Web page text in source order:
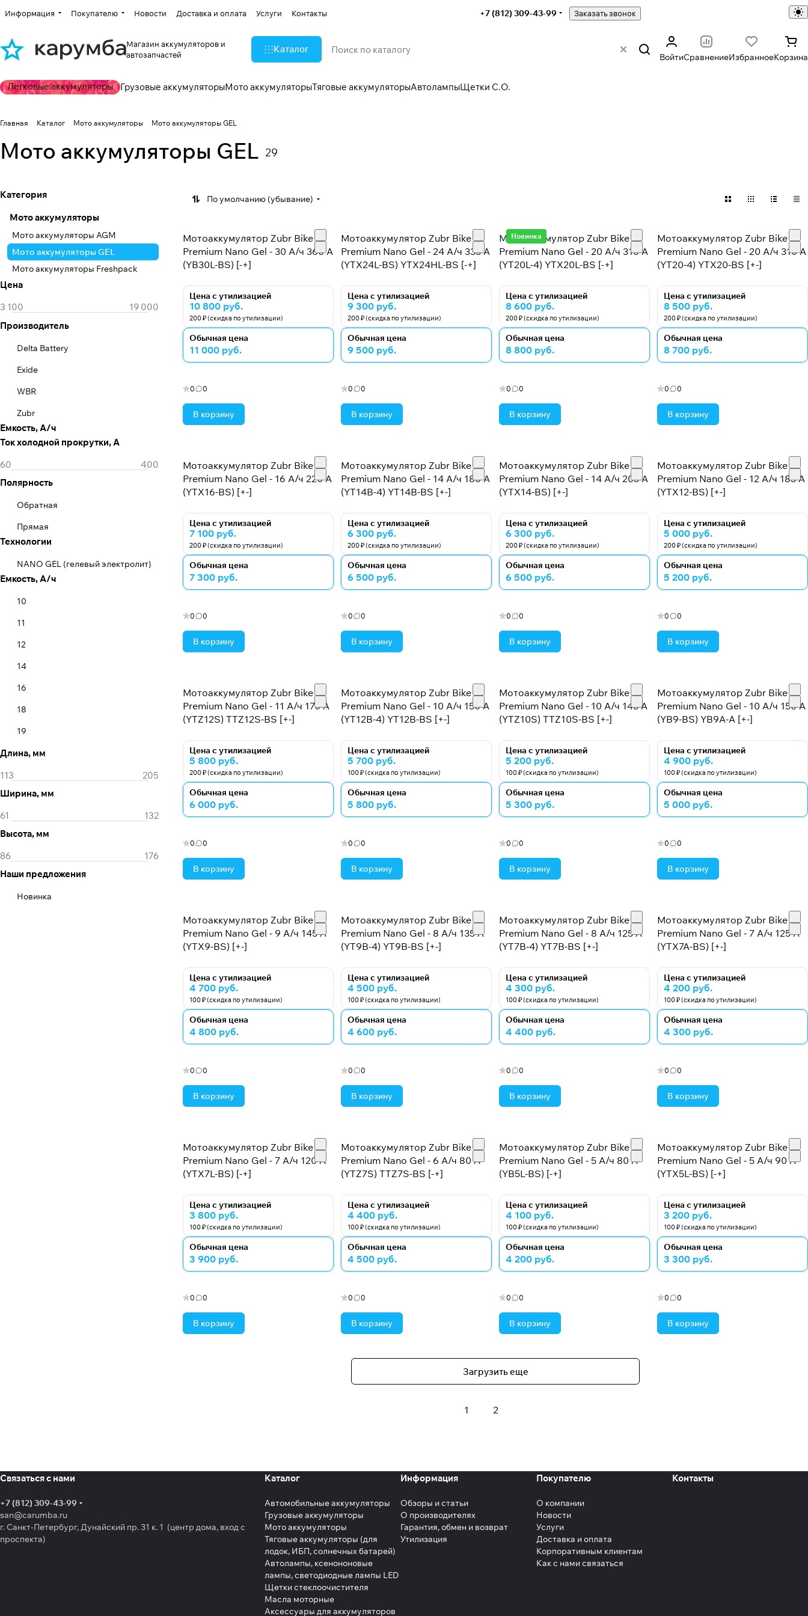
Информация Покупателю Новости Доставка и оплата Услуги Контакты +7 (812) 309-43-99 Заказать звонок
Магазин аккумуляторов и
автозапчастей
Каталог
ВойтиСравнениеИзбранноеКорзина
Легковые аккумуляторы Грузовые аккумуляторыМото аккумуляторыТяговые аккумуляторыАвтолампыЩетки С.О.
Главная Каталог Мото аккумуляторы Мото аккумуляторы GEL
Мото аккумуляторы GEL 29
По умолчанию (убывание)
Мотоаккумулятор Zubr Bike
Premium Nano Gel - 30 А/ч 360 А
(YB30L-BS) [-+]
Цена с утилизацией
10 800 руб.
200 ₽ (скидка по утилизации)
Обычная цена
11 000 руб.
0 0
В корзину
Мотоаккумулятор Zubr Bike
Premium Nano Gel - 24 А/ч 335 А
(YTX24L-BS) YTX24HL-BS [-+]
Цена с утилизацией
9 300 руб.
200 ₽ (скидка по утилизации)
Обычная цена
9 500 руб.
0 0
В корзину
Новинка
Мотоаккумулятор Zubr Bike
Premium Nano Gel - 20 А/ч 310 А
(YT20L-4) YTX20L-BS [-+]
Цена с утилизацией
8 600 руб.
200 ₽ (скидка по утилизации)
Обычная цена
8 800 руб.
0 0
В корзину
Мотоаккумулятор Zubr Bike
Premium Nano Gel - 20 А/ч 310 А
(YT20-4) YTX20-BS [+-]
Цена с утилизацией
8 500 руб.
200 ₽ (скидка по утилизации)
Обычная цена
8 700 руб.
0 0
В корзину
Мотоаккумулятор Zubr Bike
Premium Nano Gel - 16 А/ч 220 А
(YTX16-BS) [+-]
Цена с утилизацией
7 100 руб.
200 ₽ (скидка по утилизации)
Обычная цена
7 300 руб.
0 0
В корзину
Мотоаккумулятор Zubr Bike
Premium Nano Gel - 14 А/ч 180 А
(YT14B-4) YT14B-BS [+-]
Цена с утилизацией
6 300 руб.
200 ₽ (скидка по утилизации)
Обычная цена
6 500 руб.
0 0
В корзину
Мотоаккумулятор Zubr Bike
Premium Nano Gel - 14 А/ч 205 А
(YTX14-BS) [+-]
Цена с утилизацией
6 300 руб.
200 ₽ (скидка по утилизации)
Обычная цена
6 500 руб.
0 0
В корзину
Мотоаккумулятор Zubr Bike
Premium Nano Gel - 12 А/ч 185 А
(YTX12-BS) [+-]
Цена с утилизацией
5 000 руб.
200 ₽ (скидка по утилизации)
Обычная цена
5 200 руб.
0 0
В корзину
Мотоаккумулятор Zubr Bike
Premium Nano Gel - 11 А/ч 170 А
(YTZ12S) TTZ12S-BS [+-]
Цена с утилизацией
5 800 руб.
200 ₽ (скидка по утилизации)
Обычная цена
6 000 руб.
0 0
В корзину
Мотоаккумулятор Zubr Bike
Premium Nano Gel - 10 А/ч 150 А
(YT12B-4) YT12B-BS [+-]
Цена с утилизацией
5 700 руб.
100 ₽ (скидка по утилизации)
Обычная цена
5 800 руб.
0 0
В корзину
Мотоаккумулятор Zubr Bike
Premium Nano Gel - 10 А/ч 145 А
(YTZ10S) TTZ10S-BS [+-]
Цена с утилизацией
5 200 руб.
100 ₽ (скидка по утилизации)
Обычная цена
5 300 руб.
0 0
В корзину
Мотоаккумулятор Zubr Bike
Premium Nano Gel - 10 А/ч 150 А
(YB9-BS) YB9A-A [+-]
Цена с утилизацией
4 900 руб.
100 ₽ (скидка по утилизации)
Обычная цена
5 000 руб.
0 0
В корзину
Мотоаккумулятор Zubr Bike
Premium Nano Gel - 9 А/ч 145 А
(YTX9-BS) [+-]
Цена с утилизацией
4 700 руб.
100 ₽ (скидка по утилизации)
Обычная цена
4 800 руб.
0 0
В корзину
Мотоаккумулятор Zubr Bike
Premium Nano Gel - 8 А/ч 135 А
(YT9B-4) YT9B-BS [+-]
Цена с утилизацией
4 500 руб.
100 ₽ (скидка по утилизации)
Обычная цена
4 600 руб.
0 0
В корзину
Мотоаккумулятор Zubr Bike
Premium Nano Gel - 8 А/ч 125 А
(YT7B-4) YT7B-BS [+-]
Цена с утилизацией
4 300 руб.
100 ₽ (скидка по утилизации)
Обычная цена
4 400 руб.
0 0
В корзину
Мотоаккумулятор Zubr Bike
Premium Nano Gel - 7 А/ч 125 А
(YTX7A-BS) [+-]
Цена с утилизацией
4 200 руб.
100 ₽ (скидка по утилизации)
Обычная цена
4 300 руб.
0 0
В корзину
Мотоаккумулятор Zubr Bike
Premium Nano Gel - 7 А/ч 120 А
(YTX7L-BS) [-+]
Цена с утилизацией
3 800 руб.
100 ₽ (скидка по утилизации)
Обычная цена
3 900 руб.
0 0
В корзину
Мотоаккумулятор Zubr Bike
Premium Nano Gel - 6 А/ч 80 А
(YTZ7S) TTZ7S-BS [-+]
Цена с утилизацией
4 400 руб.
100 ₽ (скидка по утилизации)
Обычная цена
4 500 руб.
0 0
В корзину
Мотоаккумулятор Zubr Bike
Premium Nano Gel - 5 А/ч 80 А
(YB5L-BS) [-+]
Цена с утилизацией
4 100 руб.
100 ₽ (скидка по утилизации)
Обычная цена
4 200 руб.
0 0
В корзину
Мотоаккумулятор Zubr Bike
Premium Nano Gel - 5 А/ч 90 А
(YTX5L-BS) [-+]
Цена с утилизацией
3 200 руб.
100 ₽ (скидка по утилизации)
Обычная цена
3 300 руб.
0 0
В корзину
Загрузить еще
1 2
Категория
Мото аккумуляторы
Мото аккумуляторы AGM
Мото аккумуляторы GEL
Мото аккумуляторы Freshpack
Цена
Производитель
Delta Battery
Exide
WBR
Zubr
Емкость, А/ч
Ток холодной прокрутки, А
Полярность
Обратная
Прямая
Технологии
NANO GEL (гелевый электролит)
Емкость, А/ч
10
11
12
14
16
18
19
20
30
5
6
Длина, мм
Ширина, мм
Высота, мм
Наши предложения
Новинка
Связаться с нами
+7 (812) 309-43-99
san@carumba.ru
г. Санкт-Петербург, Дунайский пр. 31 к. 1 (центр дома, вход с
проспекта)
Каталог
Автомобильные аккумуляторы
Грузовые аккумуляторы
Мото аккумуляторы
Тяговые аккумуляторы (для
лодок, ИБП, солнечных батарей)
Автолампы, ксенононовые
лампы, светодиодные лампы LED
Щетки стеклоочистителя
Масла моторные
Аксессуары для аккумуляторов
Информация
Обзоры и статьи
О производителях
Гарантия, обмен и возврат
Утилизация
Покупателю
О компании
Новости
Услуги
Доставка и оплата
Корпоративным клиентам
Как с нами связаться
Контакты